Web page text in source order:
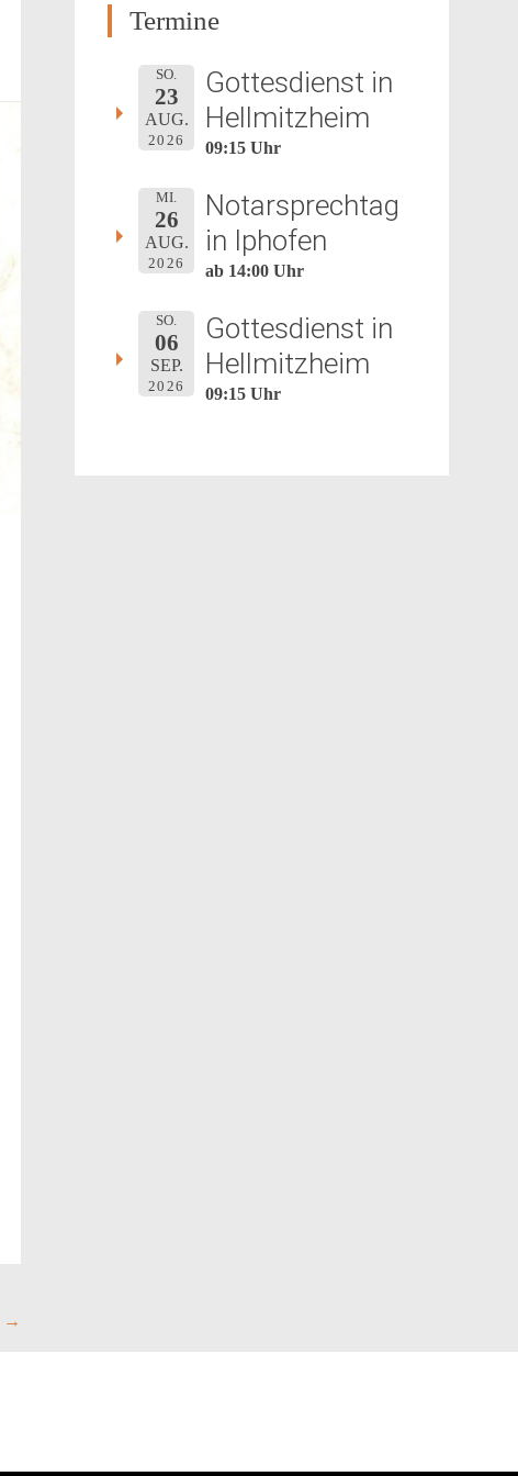
→
Termine
SO.
23
AUG.
2026
Gottesdienst in
Hellmitzheim
09:15 Uhr
MI.
26
AUG.
2026
Notarsprechtag
in Iphofen
ab 14:00 Uhr
SO.
06
SEP.
2026
Gottesdienst in
Hellmitzheim
09:15 Uhr